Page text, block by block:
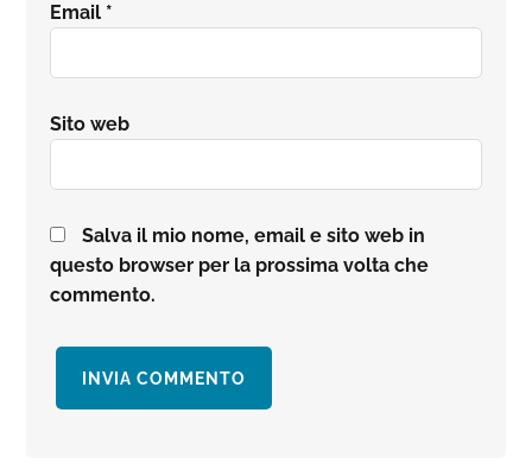
Email *
Sito web
Salva il mio nome, email e sito web in
questo browser per la prossima volta che
commento.